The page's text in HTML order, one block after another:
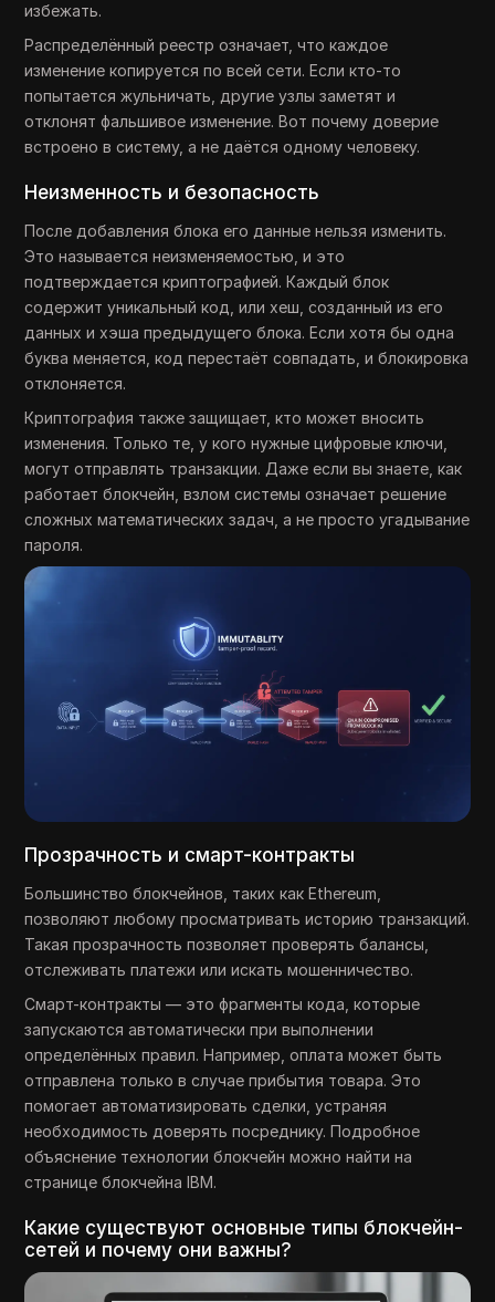
избежать.
Распределённый реестр означает, что каждое
изменение копируется по всей сети. Если кто-то
попытается жульничать, другие узлы заметят и
отклонят фальшивое изменение. Вот почему доверие
встроено в систему, а не даётся одному человеку.
Неизменность и безопасность
После добавления блока его данные нельзя изменить.
Это называется неизменяемостью, и это
подтверждается криптографией. Каждый блок
содержит уникальный код, или хеш, созданный из его
данных и хэша предыдущего блока. Если хотя бы одна
буква меняется, код перестаёт совпадать, и блокировка
отклоняется.
Криптография также защищает, кто может вносить
изменения. Только те, у кого нужные цифровые ключи,
могут отправлять транзакции. Даже если вы знаете, как
работает блокчейн, взлом системы означает решение
сложных математических задач, а не просто угадывание
пароля.
Прозрачность и смарт-контракты
Большинство блокчейнов, таких как Ethereum,
позволяют любому просматривать историю транзакций.
Такая прозрачность позволяет проверять балансы,
отслеживать платежи или искать мошенничество.
Смарт-контракты — это фрагменты кода, которые
запускаются автоматически при выполнении
определённых правил. Например, оплата может быть
отправлена только в случае прибытия товара. Это
помогает автоматизировать сделки, устраняя
необходимость доверять посреднику. Подробное
объяснение технологии блокчейн можно найти на
странице блокчейна IBM.
Какие существуют основные типы блокчейн-
сетей и почему они важны?